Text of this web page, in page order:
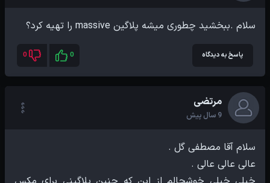
سلام .ببخشید چطوری میشه پلاگین massive را تهیه کرد؟
پاسخ به دیدگاه 0
0
مرتضی
9 سال پیش